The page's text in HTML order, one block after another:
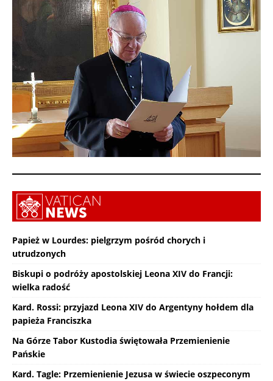
Papież w Lourdes: pielgrzym pośród chorych i
utrudzonych
Biskupi o podróży apostolskiej Leona XIV do Francji:
wielka radość
Kard. Rossi: przyjazd Leona XIV do Argentyny hołdem dla
papieża Franciszka
Na Górze Tabor Kustodia świętowała Przemienienie
Pańskie
Kard. Tagle: Przemienienie Jezusa w świecie oszpeconym